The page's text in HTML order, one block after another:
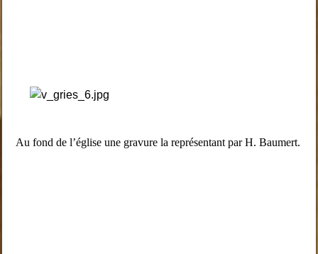
Au fond de l’église une gravure la représentant par H. Baumert.